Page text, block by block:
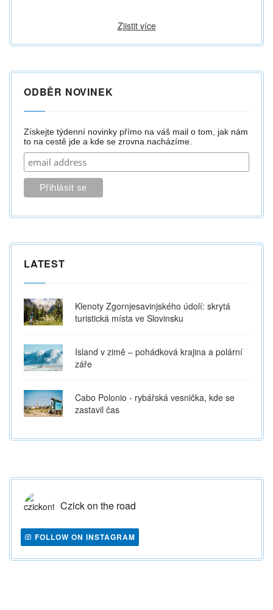
Zjistit více
ODBĚR NOVINEK
Získejte týdenní novinky přímo na váš mail o tom, jak nám
to na cestě jde a kde se zrovna nacházíme.
LATEST
Klenoty Zgornjesavinjského údolí: skrytá
turistická místa ve Slovinsku
Island v zimě – pohádková krajina a polární
záře
Cabo Polonio - rybářská vesnička, kde se
zastavil čas
Czick on the road
FOLLOW ON INSTAGRAM